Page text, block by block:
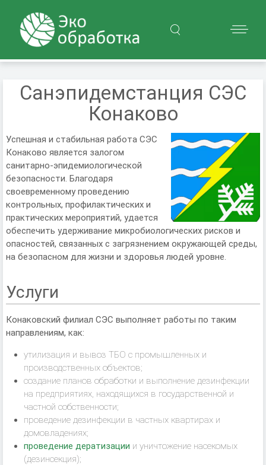
Санэпидемстанция СЭС
Конаково
Успешная и стабильная работа СЭС
Конаково является залогом
санитарно-эпидемиологической
безопасности. Благодаря
своевременному проведению
контрольных, профилактических и
практических мероприятий, удается
обеспечить удерживание микробиологических рисков и
опасностей, связанных с загрязнением окружающей среды,
на безопасном для жизни и здоровья людей уровне.
Услуги
Конаковский филиал СЭС выполняет работы по таким
направлениям, как:
утилизация и вывоз ТБО с промышленных и
производственных объектов;
создание планов обработки и выполнение дезинфекции
на предприятиях, находящихся в государственной и
частной собственности;
проведение дезинфекции в частных квартирах и
домовладениях;
проведение дератизации и уничтожение насекомых
(дезинсекция);